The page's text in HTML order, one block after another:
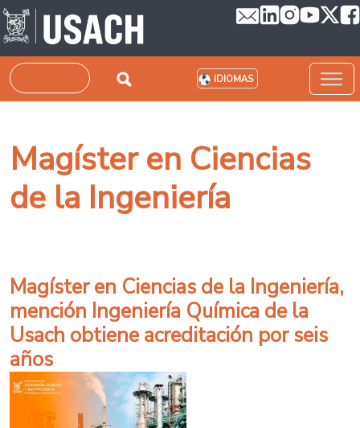
Pasar al contenido principal
Buscar IDIOMAS
Magíster en Ciencias
de la Ingeniería
Magíster en Ciencias de la Ingeniería,
mención Ingeniería Química de la
Usach obtiene acreditación por seis
años